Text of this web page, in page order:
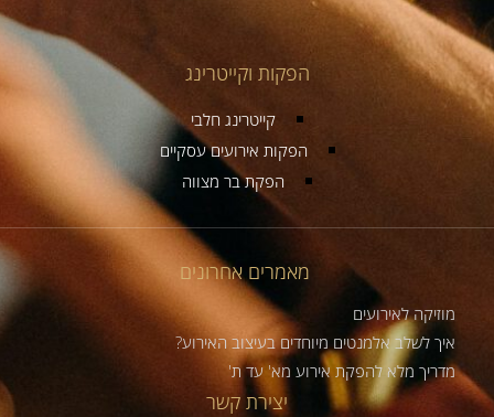
הפקות וקייטרינג
קייטרינג חלבי
הפקות אירועים עסקיים
הפקת בר מצווה
מאמרים אחרונים
מוזיקה לאירועים
איך לשלב אלמנטים מיוחדים בעיצוב האירוע?
מדריך מלא להפקת אירוע מא' עד ת'
יצירת קשר